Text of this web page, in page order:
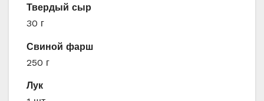
Твердый сыр
30 г
Свиной фарш
250 г
Лук